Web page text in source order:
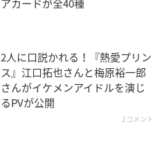
アカードが全40種
2人に口説かれる！『熱愛プリン
ス』江口拓也さんと梅原裕一郎
さんがイケメンアイドルを演じ
るPVが公開
2コメント